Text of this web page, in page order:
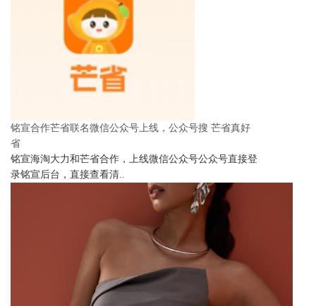
铭宣合作芒省联名微信公众号上线，公众号搜 芒省真好
省
铭宣海淘大力和芒省合作，上线微信公众号公众号直接登
录铭宣后台，直接查看清..